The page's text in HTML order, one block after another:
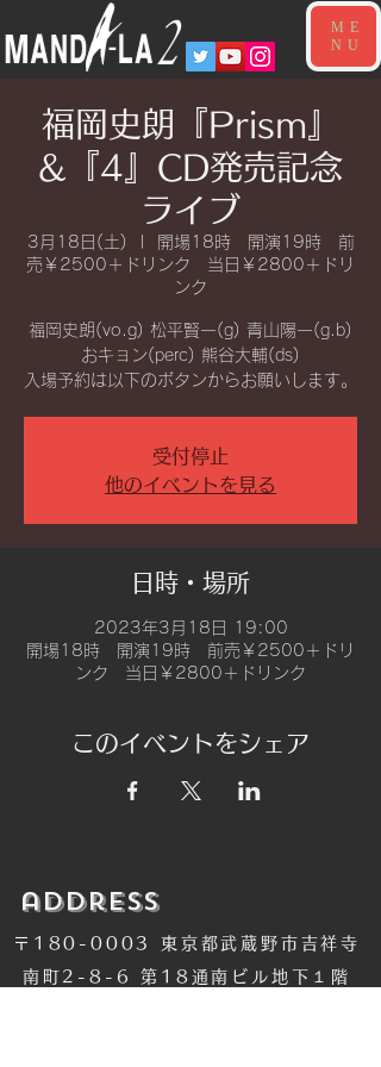
ME
NU
福岡史朗『Prism』
&『4』CD発売記念
ライブ
3月18日(土)
開場18時 開演19時 前
売￥2500＋ドリンク 当日￥2800＋ドリ
ンク
福岡史朗(vo.g) 松平賢一(g) 青山陽一(g.b)
おキョン(perc) 熊谷大輔(ds)
入場予約は以下のボタンからお願いします。
受付停止
他のイベントを見る
日時・場所
2023年3月18日 19:00
開場18時 開演19時 前売￥2500＋ドリ
ンク 当日￥2800＋ドリンク
このイベントをシェア
​address
〒180-0003 東京都武蔵野市吉祥寺
南町2-8-6 第18通南ビル地下１階